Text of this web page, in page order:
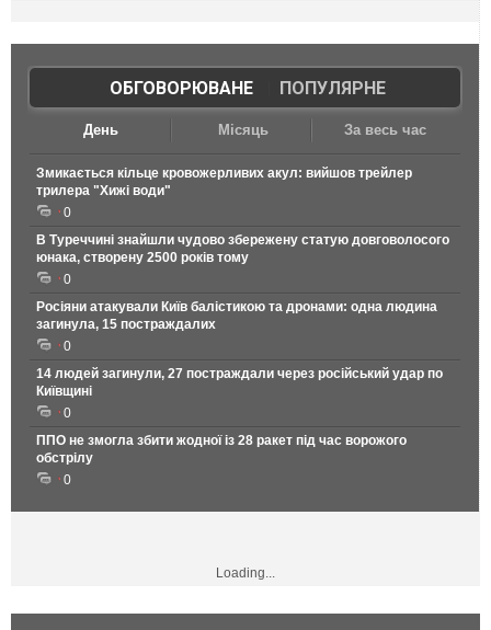
ОБГОВОРЮВАНЕ| ПОПУЛЯРНЕ
День Місяць За весь час
Змикається кільце кровожерливих акул: вийшов трейлер
трилера "Хижі води"
0
В Туреччині знайшли чудово збережену статую довговолосого
юнака, створену 2500 років тому
0
Росіяни атакували Київ балістикою та дронами: одна людина
загинула, 15 постраждалих
0
14 людей загинули, 27 постраждали через російський удар по
Київщині
0
ППО не змогла збити жодної із 28 ракет під час ворожого
обстрілу
0
Loading...